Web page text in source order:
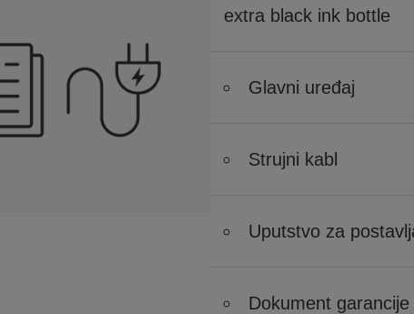
extra black ink bottle
Glavni uređaj
Strujni kabl
Uputstvo za
Dokument garancije